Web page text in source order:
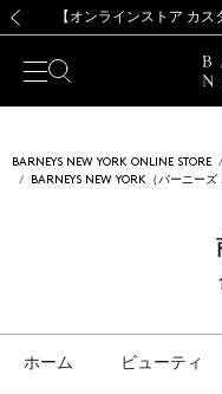
【夏季休業に伴う出
熊本県を中心とした地
【開催中】
【夏季休業に伴う出
BARNEYS NEW YORK ONLINE STORE
BARNEYS NEW YORK（バーニーズ
ホーム ビューティ